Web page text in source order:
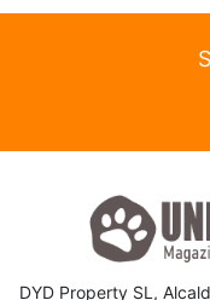
DYD Property SL,